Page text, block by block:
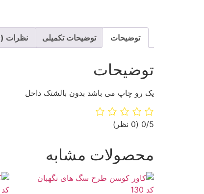
توضیحات توضیحات تکمیلی نظرات (0)
توضیحات
یک رو چاپ می باشد بدون بالشتک داخل
‫0/5 ‫(0 نظر)
محصولات مشابه